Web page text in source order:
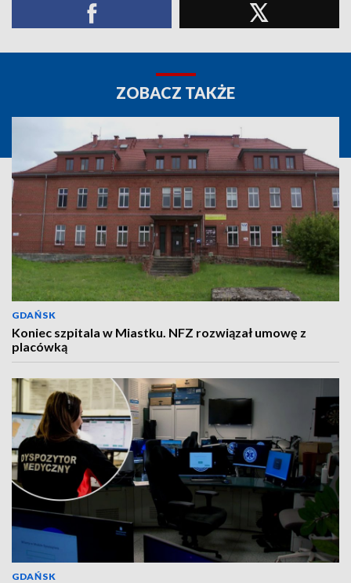
ZOBACZ TAKŻE
GDAŃSK
Koniec szpitala w Miastku. NFZ rozwiązał umowę z
placówką
GDAŃSK